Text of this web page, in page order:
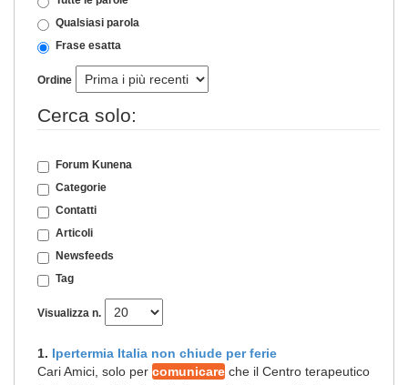
Qualsiasi parola
Frase esatta
Ordine
Cerca solo:
Forum Kunena
Categorie
Contatti
Articoli
Newsfeeds
Tag
Visualizza n.
1. Ipertermia Italia non chiude per ferie
Cari Amici, solo per comunicare che il Centro terapeutico